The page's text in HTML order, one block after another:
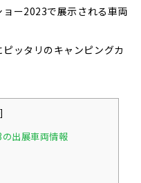
ー2023で展示される車両
ッタリのキャンピングカ
]
出展車両情報